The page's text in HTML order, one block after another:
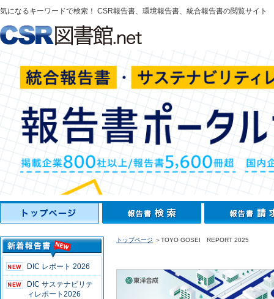
気になるキーワードで検索！ CSR報告書、環境報告書、統合報告書の閲覧サイト
DIC レポート 2026
DIC サステナビリテ
ィレポート2026
トップページ ＞TOYO GOSEI REPORT 2025